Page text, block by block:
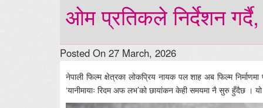
ओम प्रतिकले निर्देशन गर्दै,
Posted On 27 March, 2026
नेपाली फिल्म क्षेत्रका लोकप्रिय नायक पल शाह अब फिल्म
‘यानीमायाः रिदम अफ लभ’को छायांकन केही समयमा नै सुरु हुँदैछ ।